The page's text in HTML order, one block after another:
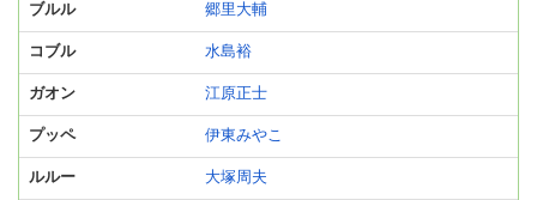
ブルル 郷里大輔
コブル 水島裕
ガオン 江原正士
プッペ 伊東みやこ
ルルー 大塚周夫